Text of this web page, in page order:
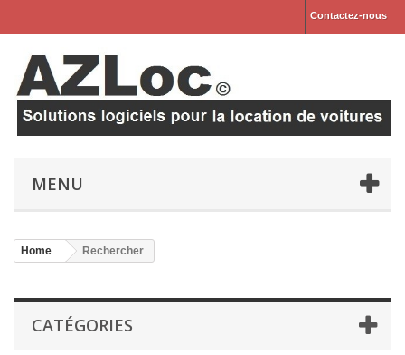
Contactez-nous
MENU
Home Rechercher
CATÉGORIES